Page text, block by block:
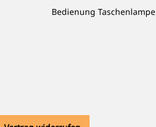
Bedienung Taschenlampe